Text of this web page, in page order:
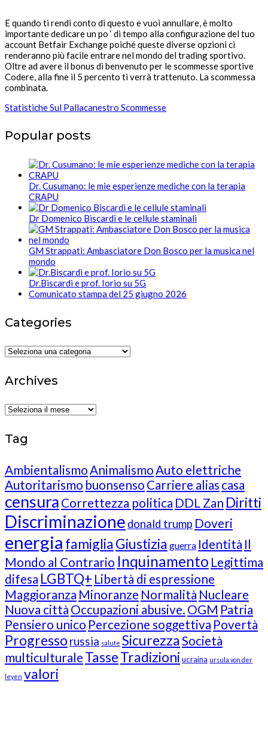
E quando ti rendi conto di questo e vuoi annullare, è molto
importante dedicare un po ‘ di tempo alla configurazione del tuo
account Betfair Exchange poiché queste diverse opzioni ci
renderanno più facile entrare nel mondo del trading sportivo.
Oltre ad avere il bonus di benvenuto per le scommesse sportive
Codere, alla fine il 5 percento ti verrà trattenuto. La scommessa
combinata.
Statistiche Sul Pallacanestro Scommesse
Popular posts
Dr. Cusumano: le mie esperienze mediche con la terapia
CRAPU
Dr Domenico Biscardi e le cellule staminali
GM Strappati: Ambasciatore Don Bosco per la musica nel
mondo
Dr.Biscardi e prof. Iorio su 5G
Comunicato stampa del 25 giugno 2026
Categories
Categories
Archives
Archives
Tag
Ambientalismo Animalismo Auto elettriche
Autoritarismo buonsenso Carriere alias casa
censura Correttezza politica DDL Zan Diritti
Discriminazione donald trump Doveri
energia famigliaGiustizia guerra Identità Il
Mondo al Contrario Inquinamento Legittima
difesa LGBTQ+ Libertà di espressione
Maggioranza Minoranze Normalità Nucleare
Nuova città Occupazioni abusive. OGM Patria
Pensiero unico Percezione soggettiva Povertà
Progresso russia salute SicurezzaSocietà
multiculturale TasseTradizioni ucraina ursula von der
leyen valori